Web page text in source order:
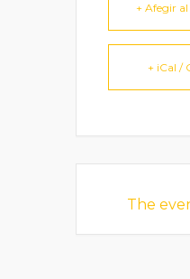
+ Afegir
+ iCal /
The